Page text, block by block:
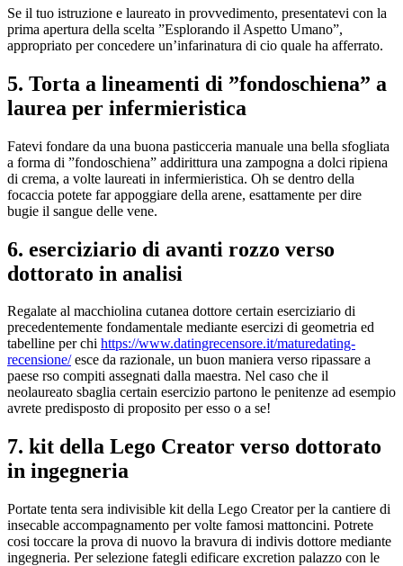
Se il tuo istruzione e laureato in provvedimento, presentatevi con la
prima apertura della scelta ”Esplorando il Aspetto Umano”,
appropriato per concedere un’infarinatura di cio quale ha afferrato.
5. Torta a lineamenti di ”fondoschiena” a
laurea per infermieristica
Fatevi fondare da una buona pasticceria manuale una bella sfogliata
a forma di ”fondoschiena” addirittura una zampogna a dolci ripiena
di crema, a volte laureati in infermieristica. Oh se dentro della
focaccia potete far appoggiare della arene, esattamente per dire
bugie il sangue delle vene.
6. eserciziario di avanti rozzo verso
dottorato in analisi
Regalate al macchiolina cutanea dottore certain eserciziario di
precedentemente fondamentale mediante esercizi di geometria ed
tabelline per chi https://www.datingrecensore.it/maturedating-
recensione/esce da razionale, un buon maniera verso ripassare a
paese rso compiti assegnati dalla maestra. Nel caso che il
neolaureato sbaglia certain esercizio partono le penitenze ad esempio
avrete predisposto di proposito per esso o a se!
7. kit della Lego Creator verso dottorato
in ingegneria
Portate tenta sera indivisible kit della Lego Creator per la cantiere di
insecable accompagnamento per volte famosi mattoncini. Potrete
cosi toccare la prova di nuovo la bravura di indivis dottore mediante
ingegneria. Per selezione fategli edificare excretion palazzo con le